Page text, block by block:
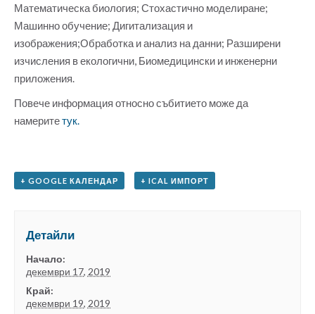
Математическа биология; Стохастично моделиране;
Машинно обучение; Дигитализация и
изображения;Обработка и анализ на данни; Разширени
изчисления в екологични, Биомедицински и инженерни
приложения.
Повече информация относно събитието може да
намеритетук.
+ GOOGLE КАЛЕНДАР + ICAL ИМПОРТ
Детайли
Начало:
декември 17, 2019
Край:
декември 19, 2019